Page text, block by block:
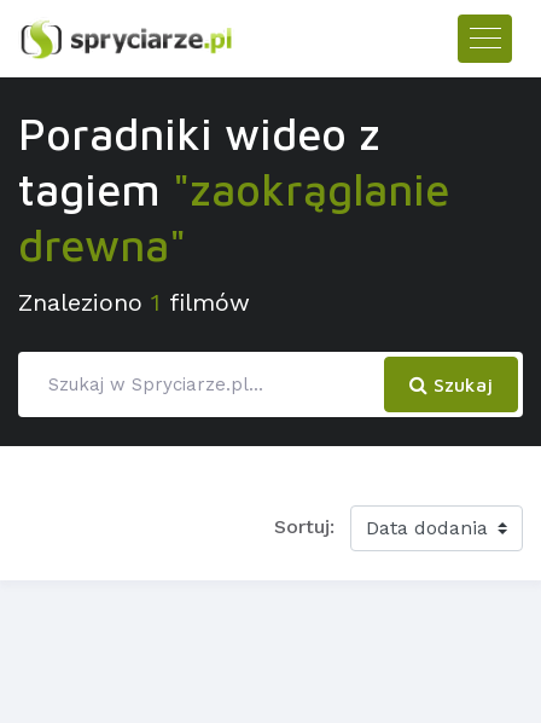
Poradniki wideo z
tagiem "zaokrąglanie
drewna"
Znaleziono 1 filmów
Szukaj
Sortuj: